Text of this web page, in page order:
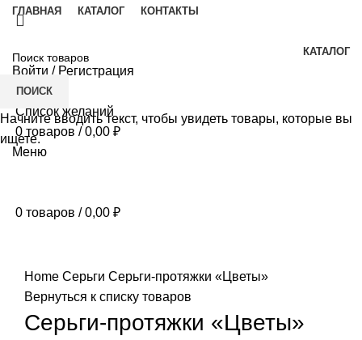
ГЛАВНАЯ КАТАЛОГ КОНТАКТЫ
КАТАЛОГ
Войти / Регистрация
Список желаний
0 товаров / 0,00 ₽
Меню
0 товаров / 0,00 ₽
Home Серьги Серьги-протяжки «Цветы»
Вернуться к списку товаров
Серьги-протяжки «Цветы»
ПОИСК
Начните вводить текст, чтобы увидеть товары, которые вы
ищете.